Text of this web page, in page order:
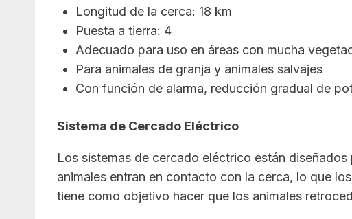
Longitud de la cerca: 18 km
Puesta a tierra: 4
Adecuado para uso en áreas con mucha
Para animales de granja y animales salvajes
Con función de alarma, reducción gradual de
Sistema de Cercado Eléctrico
Los sistemas de cercado eléctrico están
animales entran en contacto con la cerca, lo que
tiene como objetivo hacer que los animales